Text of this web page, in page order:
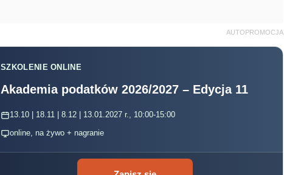
AUTOPROMOCJA
SZKOLENIE ONLINE
Akademia podatków 2026/2027 – Edycja 11
13.10 | 18.11 | 8.12 | 13.01.2027 r., 10:00-15:00
online, na żywo + nagranie